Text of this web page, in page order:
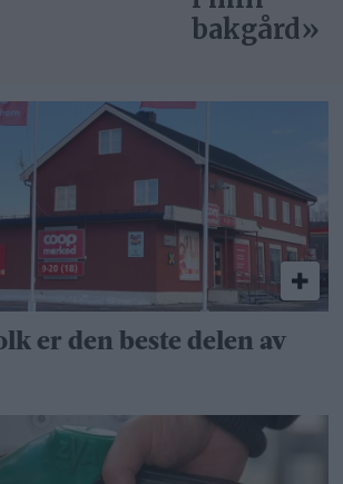
er den beste delen av